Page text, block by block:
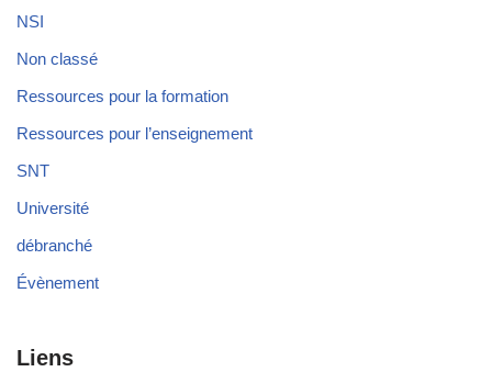
NSI
Non classé
Ressources pour la formation
Ressources pour l’enseignement
SNT
Université
débranché
Évènement
Liens